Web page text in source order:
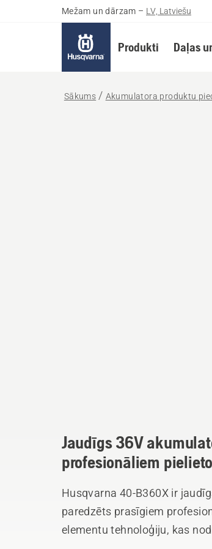
Mežam un dārzam – LV, Latviešu
Produkti Daļas
Sākums Akumulatora produktu
Jaudīgs 36V
profesionāliem
Husqvarna 40-B360X ir
paredzēts prasīgiem
elementu tehnoloģiju, kas